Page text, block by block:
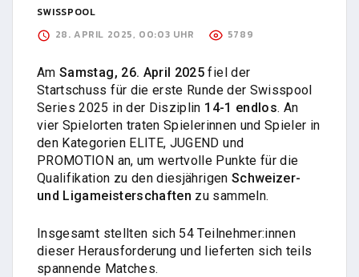
SWISSPOOL
28. APRIL 2025, 00:03 UHR
5789
AmSamstag, 26. April 2025 fiel der
Startschuss für die erste Runde der Swisspool
Series 2025 in der Disziplin 14-1 endlos. An
vier Spielorten traten Spielerinnen und Spieler in
den Kategorien ELITE, JUGEND und
PROMOTION an, um wertvolle Punkte für die
Qualifikation zu den diesjährigen Schweizer-
und Ligameisterschaften zu sammeln.
Insgesamt stellten sich 54 Teilnehmer:innen
dieser Herausforderung und lieferten sich teils
spannende Matches.